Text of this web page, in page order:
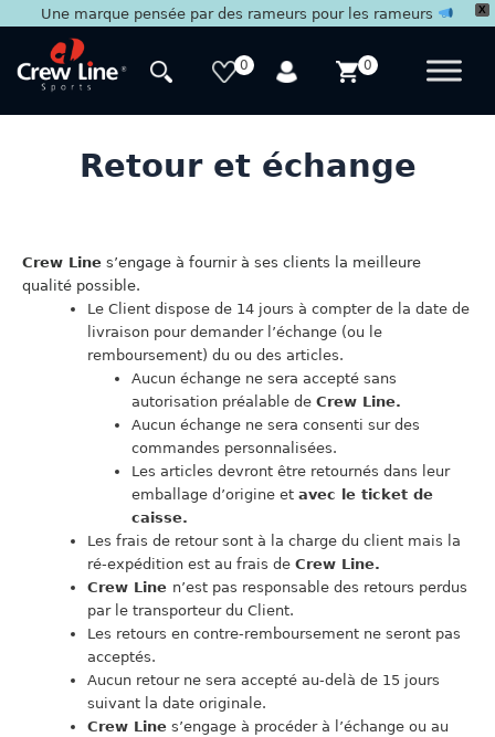
X
Une marque pensée par des rameurs pour les rameurs
contenu
0 0
Retour et échange
Crew Lines’engage à fournir à ses clients la meilleure
qualité possible.
Le Client dispose de 14 jours à compter de la date de
livraison pour demander l’échange (ou le
remboursement) du ou des articles.
Aucun échange ne sera accepté sans
autorisation préalable de Crew Line.
Aucun échange ne sera consenti sur des
commandes personnalisées.
Les articles devront être retournés dans leur
emballage d’origine et avec le ticket de
caisse.
Les frais de retour sont à la charge du client mais la
ré-expédition est au frais deCrew Line.
Crew Line n’est pas responsable des retours perdus
par le transporteur du Client.
Les retours en contre-remboursement ne seront pas
acceptés.
Aucun retour ne sera accepté au-delà de 15 jours
suivant la date originale.
Crew Line s’engage à procéder à l’échange ou au